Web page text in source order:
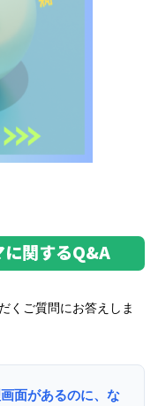
に関するQ&A
くご質問にお答えしま
面があるのに、な